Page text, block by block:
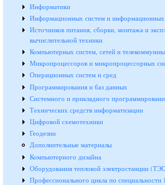
Информатики
Информационных систем и информационных
Источников питания, сборки, монтажа и
вычислительной техники
Компьютерных систем, сетей и
Микропроцессоров и микропроцессорных
Операционных систем и сред
Программирования и баз данных
Системного и прикладного
Технических средств информатизации
Цифровой схемотехники
Геодезии
Дополнительные материалы
Компьютерного дизайна
Оборудования тепловой электростанции
Профессионального цикла по специальности